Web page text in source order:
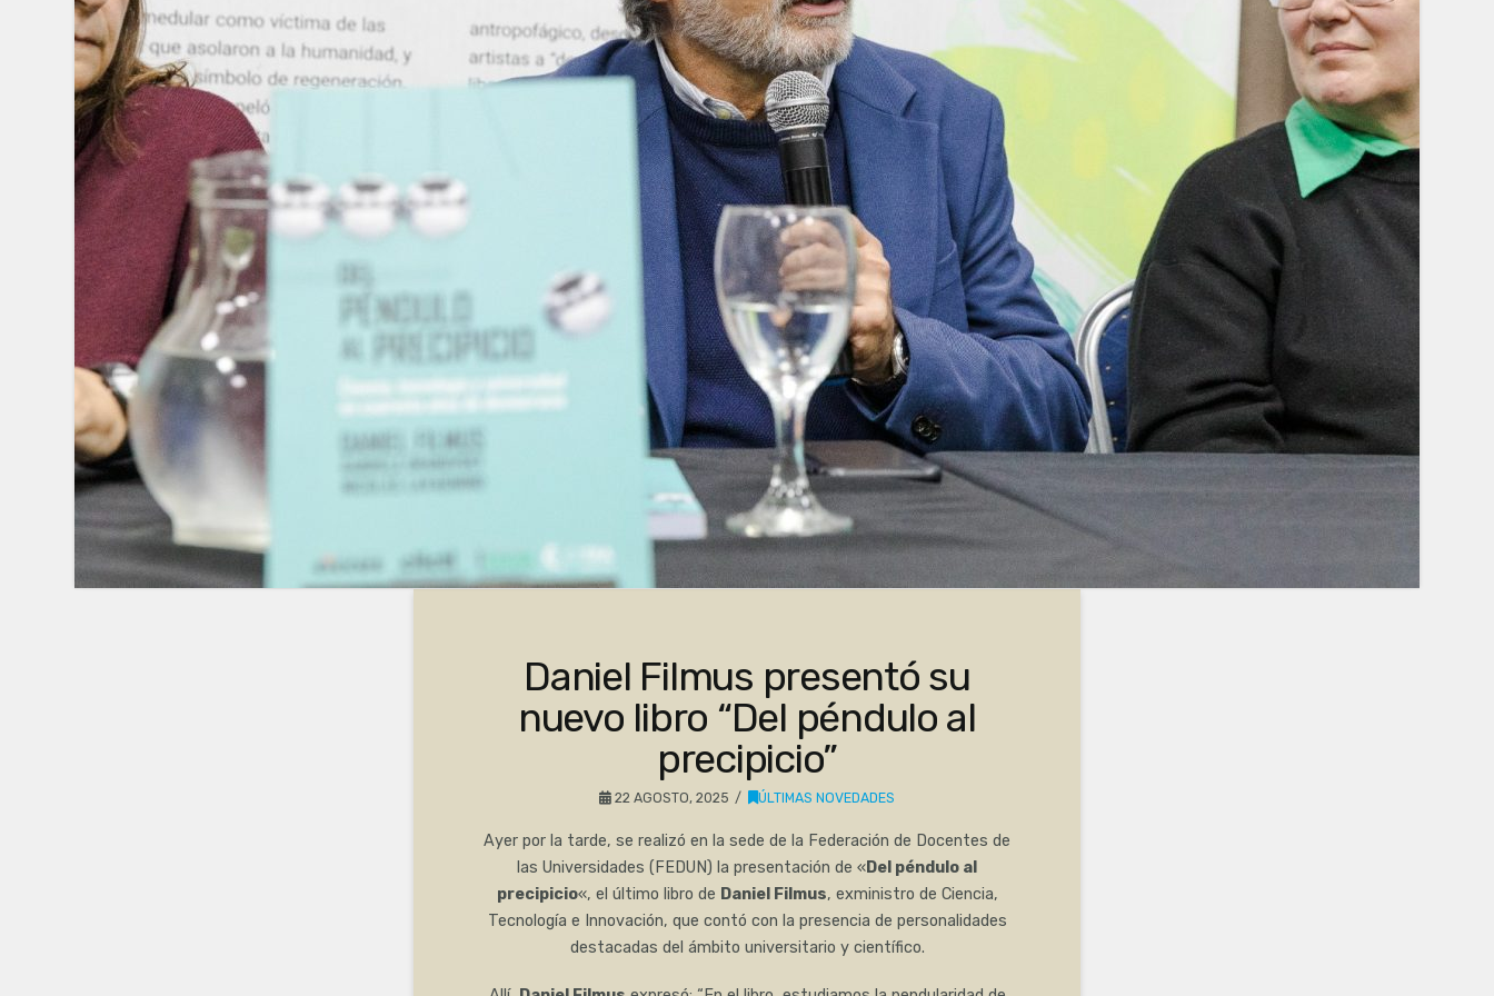
Daniel Filmus presentó su
nuevo libro “Del péndulo al
precipicio”
22 AGOSTO, 2025 ÚLTIMAS NOVEDADES
Ayer por la tarde, se realizó en la sede de la Federación de Docentes de
las Universidades (FEDUN) la presentación de «Del péndulo al
precipicio«, el último libro de Daniel Filmus, exministro de Ciencia,
Tecnología e Innovación, que contó con la presencia de personalidades
destacadas del ámbito universitario y científico.